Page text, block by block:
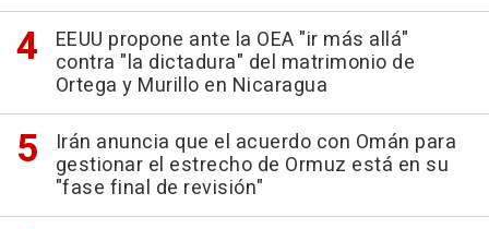
EEUU propone ante la OEA "ir más allá"
contra "la dictadura" del matrimonio de
Ortega y Murillo en Nicaragua
Irán anuncia que el acuerdo con Omán para
gestionar el estrecho de Ormuz está en su
"fase final de revisión"